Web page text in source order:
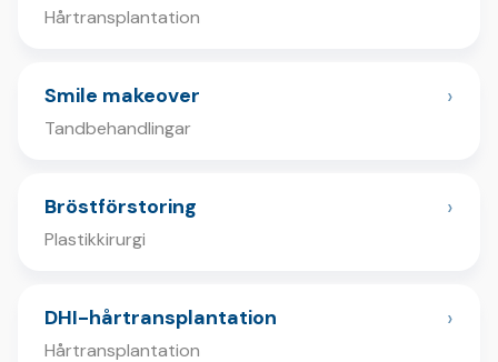
Hårtransplantation
Smile makeover
Tandbehandlingar
›
Bröstförstoring
Plastikkirurgi
›
DHI-hårtransplantation
Hårtransplantation
›